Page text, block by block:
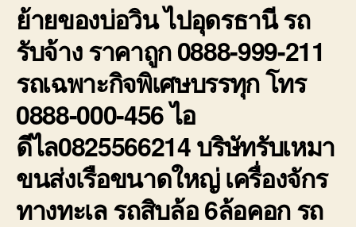
ย้ายของบ่อวิน ไปอุดรธานี รถ
รับจ้าง ราคาถูก 0888-999-211
รถเฉพาะกิจพิเศษบรรทุก โทร
0888-000-456 ไอ
ดีไล0825566214 บริษัทรับเหมา
ขนส่งเรือขนาดใหญ่ เครื่องจักร
ทางทะเล รถสิบล้อ 6ล้อคอก รถ